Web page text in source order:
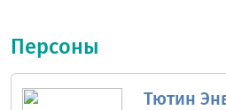
Персоны
Тютин